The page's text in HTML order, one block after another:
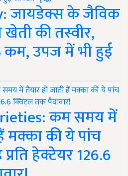
जायडेक्स के जैविक
खेती की तस्वीर,
उपज में भी हुई
कम समय में
मक्का की ये पांच
हेक्टेयर 126.6